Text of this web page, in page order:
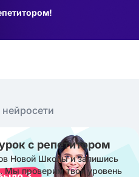
с репетитором
Новой Школы и запишись
Мы проверим твой уровень